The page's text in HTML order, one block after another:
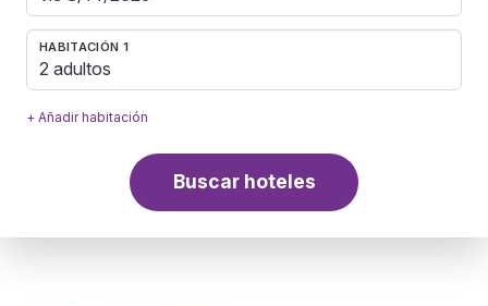
HABITACIÓN 1
2 adultos
+ Añadir habitación
Buscar hoteles